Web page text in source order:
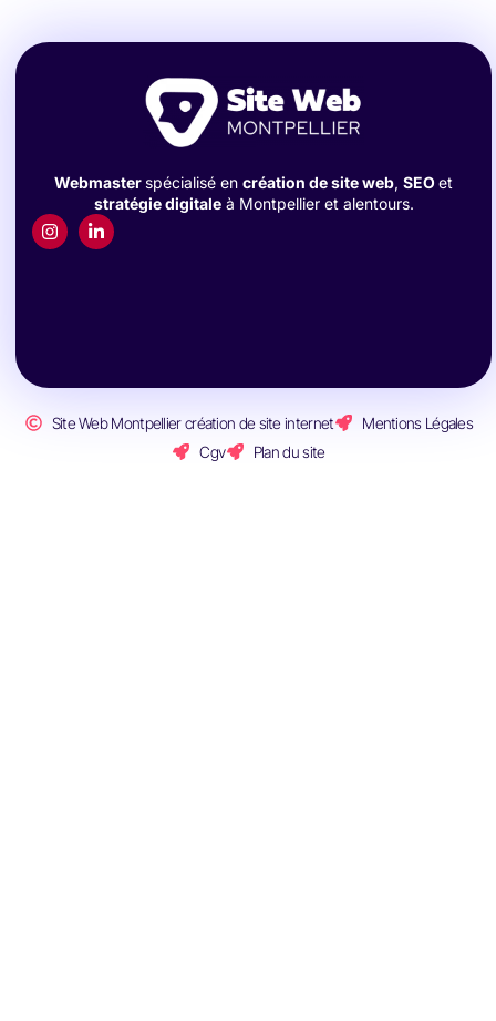
Webmaster spécialisé en création de site web, SEOet
stratégie digitaleà Montpellier et alentours.
Site Web Montpellier création de site internet
Mentions Légales
Cgv
Plan du site